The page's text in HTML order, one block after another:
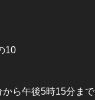
10
ら午後5時15分まで